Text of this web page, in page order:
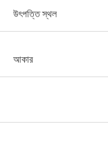
উৎপত্তি স্থল
আকার